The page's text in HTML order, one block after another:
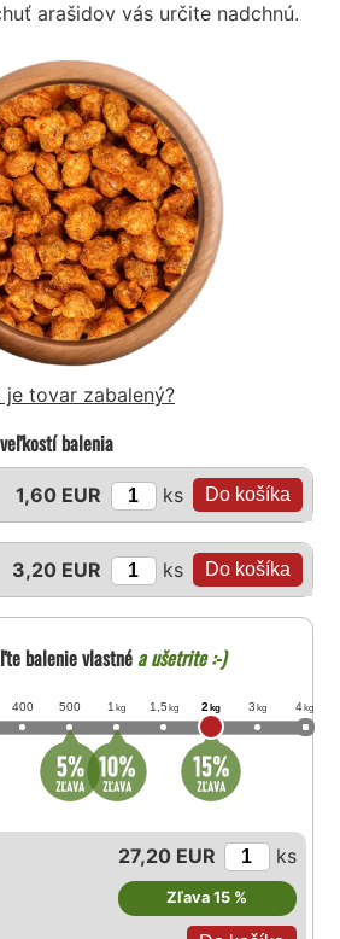
arašidov vás určite nadchnú.
je tovar zabalený?
balenia
1,60 EUR ks
3,20 EUR ks
balenie vlastnéa ušetrite :-)
400 500 1 kg 1,5 kg 2 kg 3 kg 4 kg
27,20 EUR ks
Zľava 15 %